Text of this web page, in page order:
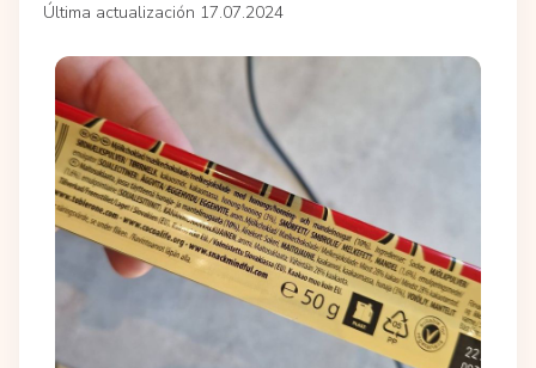
Última actualización 17.07.2024